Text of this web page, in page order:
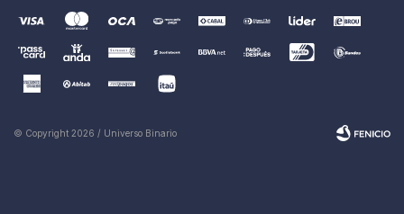
© Copyright 2026 / Universo Binario